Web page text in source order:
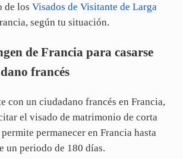
de los Visados de Visitante de Larga
según tu situación.
de Francia para casarse
francés
con un ciudadano francés en Francia,
el visado de matrimonio de corta
permanecer en Francia hasta
un periodo de 180 días.